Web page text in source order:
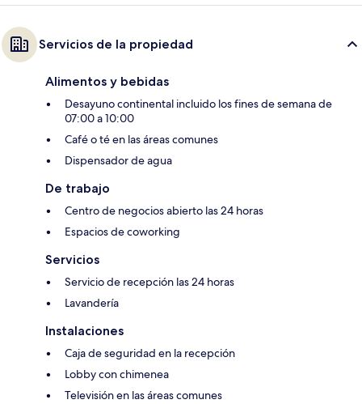
Servicios de la propiedad
Alimentos y bebidas
Desayuno continental incluido los fines de semana de
07:00 a 10:00
Café o té en las áreas comunes
Dispensador de agua
De trabajo
Centro de negocios abierto las 24 horas
Espacios de coworking
Servicios
Servicio de recepción las 24 horas
Lavandería
Instalaciones
Caja de seguridad en la recepción
Lobby con chimenea
Televisión en las áreas comunes